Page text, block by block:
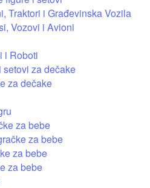
Traktori i Građevinska Vozila
Vozovi i Avioni
i Roboti
za dečake
za dečake
za bebe
za bebe
za bebe
za bebe